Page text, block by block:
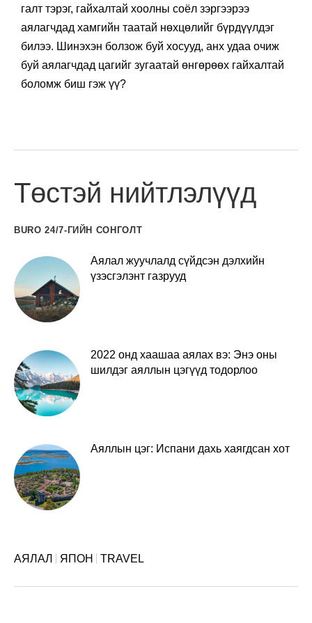
галт тэрэг, гайхалтай хоолны соёл зэргээрээ
аялагчдад хамгийн таатай нөхцөлийг бүрдүүлдэг
билээ. Шинэхэн болзож буй хосууд, анх удаа очиж
буй аялагчдад цагийг зугаатай өнгөрөөх гайхалтай
боломж биш гэж үү?
Төстэй нийтлэлүүд
BURO 24/7-ГИЙН СОНГОЛТ
Аялал жуучлалд сүйдсэн дэлхийн
үзэсгэлэнт газрууд
2022 онд хаашаа аялах вэ: Энэ оны
шилдэг аяллын цэгүүд тодорлоо
Аяллын цэг: Испани дахь хаягдсан хот
АЯЛАЛ ЯПОН TRAVEL